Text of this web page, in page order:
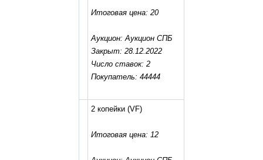
Итоговая цена: 20
Аукцион: Аукцион СПБ
Закрыт: 28.12.2022
Число ставок: 2
Покупатель: 44444
2 копейки (VF)
Итоговая цена: 12